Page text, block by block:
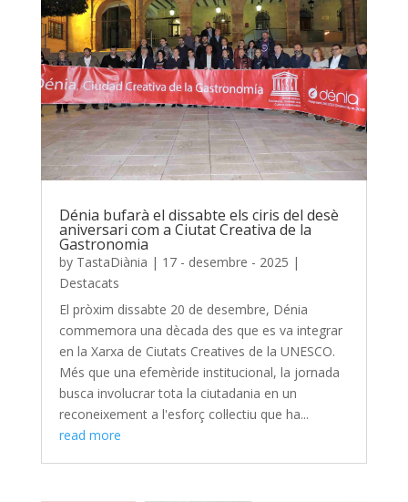
Dénia bufarà el dissabte els ciris del desè
aniversari com a Ciutat Creativa de la
Gastronomia
by TastaDiània | 17 - desembre - 2025 |
Destacats
El pròxim dissabte 20 de desembre, Dénia
commemora una dècada des que es va integrar
en la Xarxa de Ciutats Creatives de la UNESCO.
Més que una efemèride institucional, la jornada
busca involucrar tota la ciutadania en un
reconeixement a l'esforç col·lectiu que ha...
read more